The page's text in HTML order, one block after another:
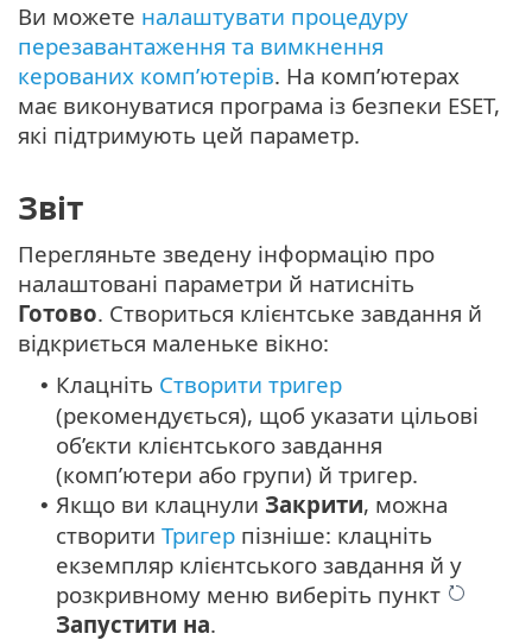
Ви можете налаштувати процедуру
перезавантаження та вимкнення
керованих комп’ютерів. На комп’ютерах
має виконуватися програма із безпеки ESET,
які підтримують цей параметр.
Звіт
Перегляньте зведену інформацію про
налаштовані параметри й натисніть
Готово. Створиться клієнтське завдання й
відкриється маленьке вікно:
• Клацніть Створити тригер
(рекомендується), щоб указати цільові
об’єкти клієнтського завдання
(комп’ютери або групи) й тригер.
• Якщо ви клацнули Закрити, можна
створити Тригер пізніше: клацніть
екземпляр клієнтського завдання й у
розкривному меню виберіть пункт
Запустити на.